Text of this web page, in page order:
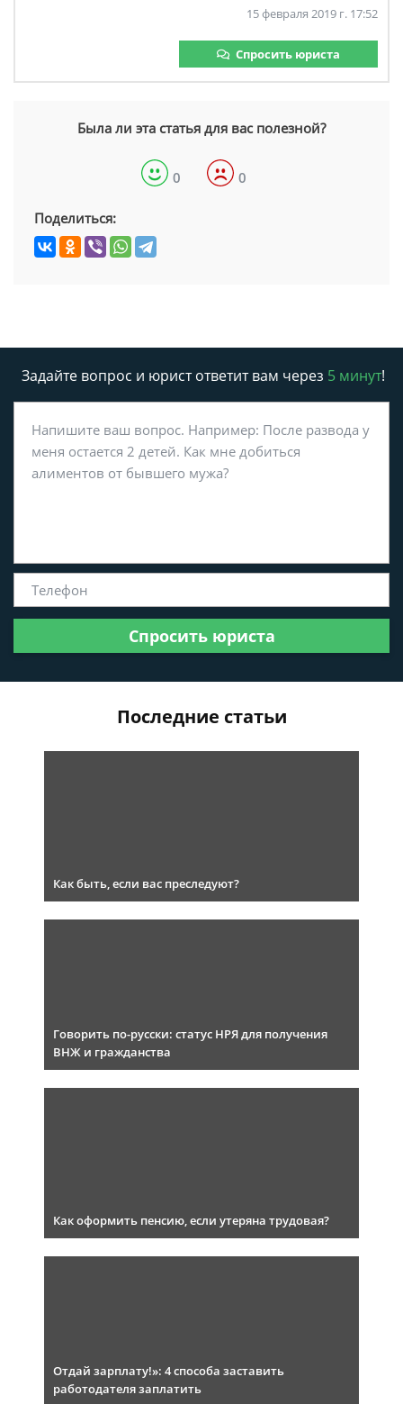
15 февраля 2019 г. 17:52
Спросить юриста
Была ли эта статья для вас полезной?
0 0
Поделиться:
Задайте вопрос и юрист ответит вам через 5 минут!
Спросить юриста
Последние статьи
Как быть, если вас преследуют?
Говорить по-русски: статус НРЯ для получения
ВНЖ и гражданства
Как оформить пенсию, если утеряна трудовая?
Отдай зарплату!»: 4 способа заставить
работодателя заплатить